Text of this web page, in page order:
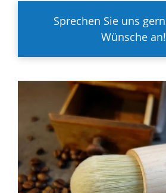
Sprechen Sie uns
Wünsche an!